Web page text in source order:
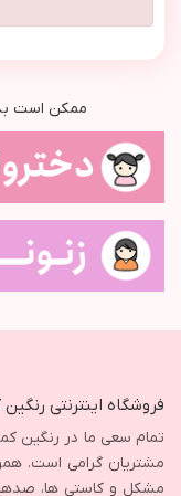
ممکن است به
فروشگاه اینترنتی
تمام سعی ما در رنگین
مشتریان گرامی است.
مشکل و کاستی ها،